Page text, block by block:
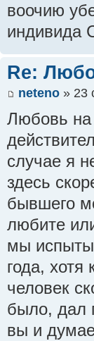
воочию
индивида
Re:
neteno » 23
Любовь на
случае я
здесь
бывшего
любите
мы
года,
человек
было, дал
вы и